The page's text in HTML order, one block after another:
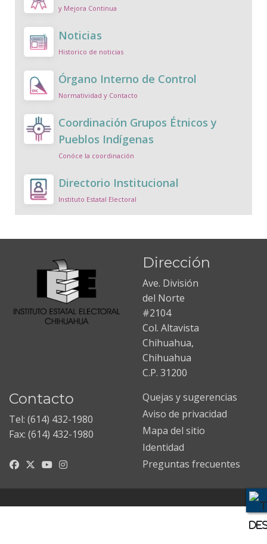
y Mejora Continua
Noticias
Historico de noticias
Órgano Interno de Control
Normatividad y Contacto
Coordinación Grupos Étnicos y
Pueblos Indígenas
Conóce la coordinación
Directorio Institucional
Instituto Estatal Electoral
Dirección
Ave. División
del Norte
#2104
Col. Altavista
Chihuahua,
Chihuahua
C.P. 31200
Contacto
Tel: (614) 432-1980
Fax: (614) 432-1980
Quejas y sugerencias
Aviso de privacidad
Mapa del sitio
Identidad
Preguntas frecuentes